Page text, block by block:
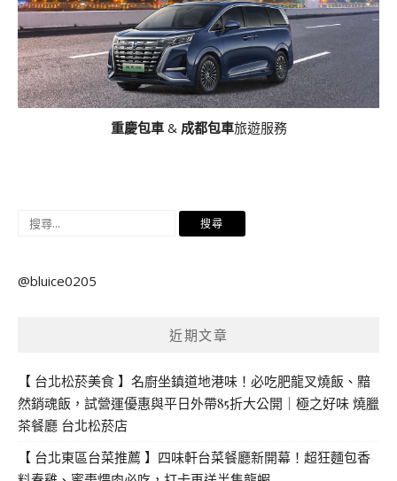
重慶包車& 成都包車旅遊服務
搜
鍵
@bluice0205
近期文章
【 台北松菸美食 】名廚坐鎮道地港味！必吃肥龍叉燒飯、黯
然銷魂飯，試營運優惠與平日外帶85折大公開｜極之好味 燒臘
茶餐廳 台北松菸店
【 台北東區台菜推薦 】四味軒台菜餐廳新開幕！超狂麵包香